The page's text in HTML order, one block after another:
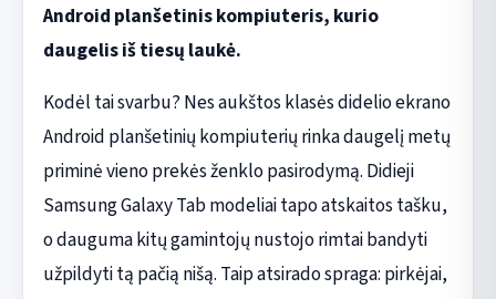
Android planšetinis kompiuteris, kurio
daugelis iš tiesų laukė.
Kodėl tai svarbu? Nes aukštos klasės didelio ekrano
Android planšetinių kompiuterių rinka daugelį metų
priminė vieno prekės ženklo pasirodymą. Didieji
Samsung Galaxy Tab modeliai tapo atskaitos tašku,
o dauguma kitų gamintojų nustojo rimtai bandyti
užpildyti tą pačią nišą. Taip atsirado spraga: pirkėjai,